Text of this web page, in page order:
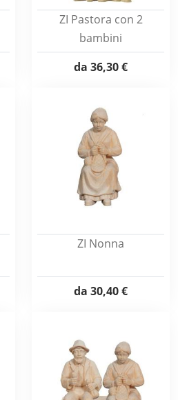
ZI Pastora con 2
bambini
da 36,30 €
ZI Nonna
da 30,40 €